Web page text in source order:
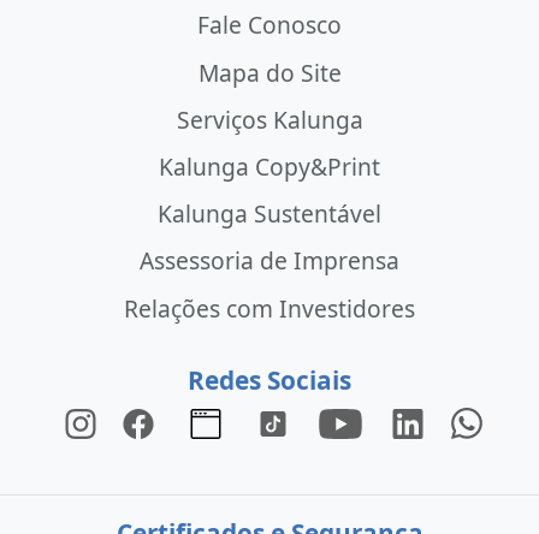
Fale Conosco
Mapa do Site
Serviços Kalunga
Kalunga Copy&Print
Kalunga Sustentável
Assessoria de Imprensa
Relações com Investidores
Redes Sociais